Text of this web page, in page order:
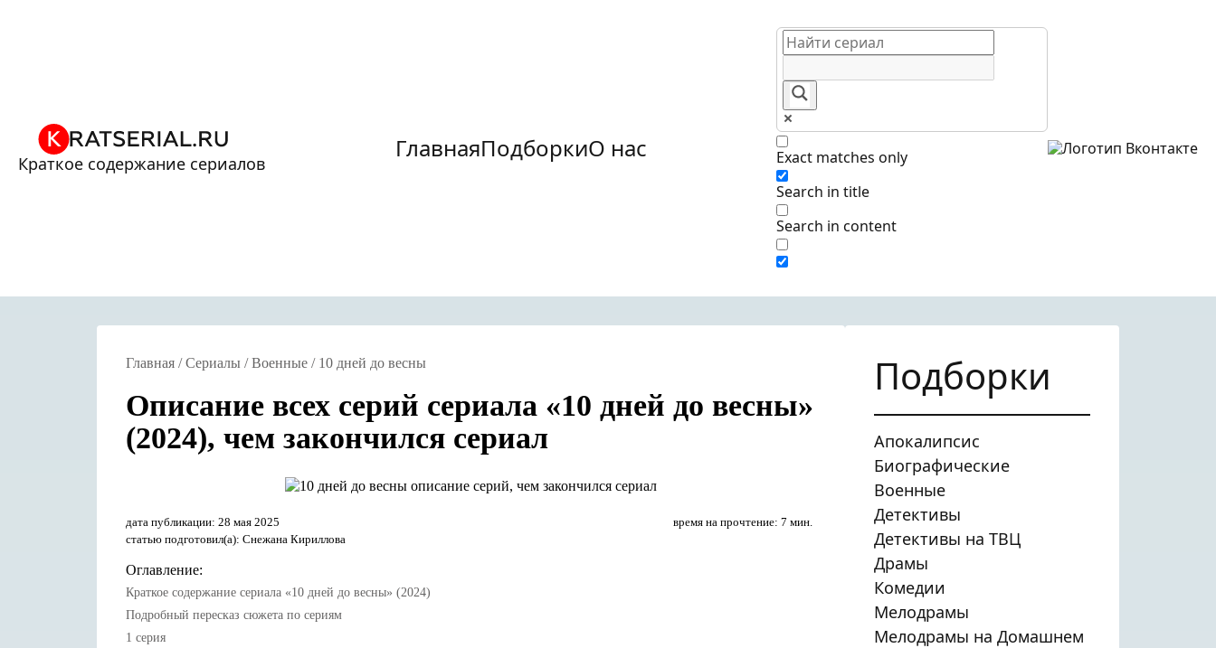
Краткое содержание сериалов
ГлавнаяПодборкиО нас
Exact matches only
Search in title
Search in content
Главная /Сериалы /Военные / 10 дней до весны
Описание всех серий сериала «10 дней до весны»
(2024), чем закончился сериал
дата публикации: 28 мая 2025
время на прочтение: 7 мин.
статью подготовил(а): Снежана Кириллова
Оглавление:
Краткое содержание сериала «10 дней до весны» (2024)
Подробный пересказ сюжета по сериям
1 серия
Подборки
Апокалипсис
Биографические
Военные
Детективы
Детективы на ТВЦ
Драмы
Комедии
Мелодрамы
Мелодрамы на Домашнем